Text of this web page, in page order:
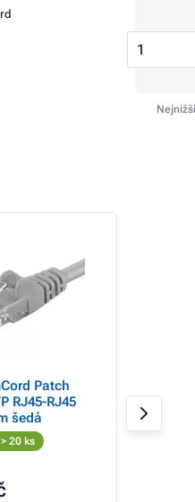
Patch
RJ45-RJ45
šedá
20 ks
drát